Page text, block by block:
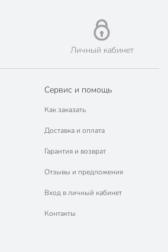
Личный кабинет
Сервис и помощь
Как заказать
Доставка и оплата
Гарантия и возврат
Отзывы и предложения
Вход в личный кабинет
Контакты